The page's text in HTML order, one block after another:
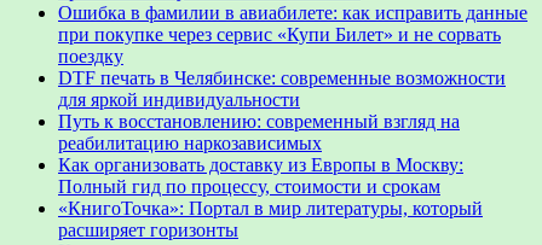
Ошибка в фамилии в авиабилете: как исправить данные
при покупке через сервис «Купи Билет» и не сорвать
поездку
DTF печать в Челябинске: современные возможности
для яркой индивидуальности
Путь к восстановлению: современный взгляд на
реабилитацию наркозависимых
Как организовать доставку из Европы в Москву:
Полный гид по процессу, стоимости и срокам
«КнигоТочка»: Портал в мир литературы, который
расширяет горизонты